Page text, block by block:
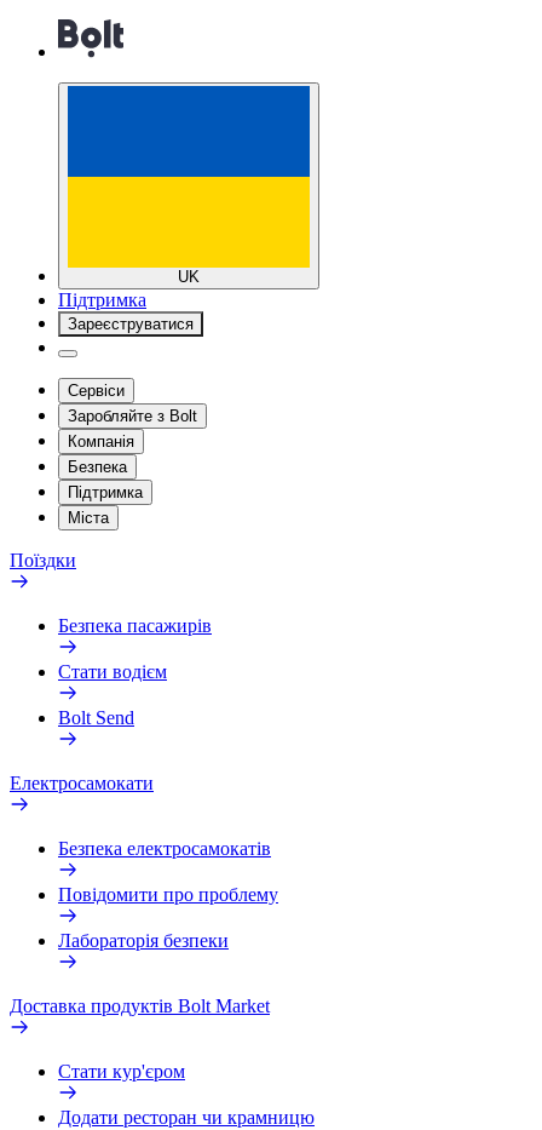
UK
Підтримка
Зареєструватися
Сервіси
Заробляйте з Bolt
Компанія
Безпека
Підтримка
Міста
Поїздки
Безпека пасажирів
Стати водієм
Bolt Send
Електросамокати
Безпека електросамокатів
Повідомити про проблему
Лабораторія безпеки
Доставка продуктів Bolt Market
Стати кур'єром
Додати ресторан чи крамницю